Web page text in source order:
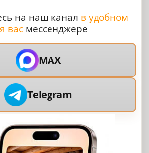
на наш канал в удобном
васмессенджере
MAX
Telegram